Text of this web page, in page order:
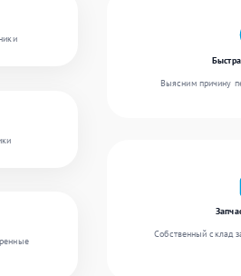
Выясним причину
Собственный склад